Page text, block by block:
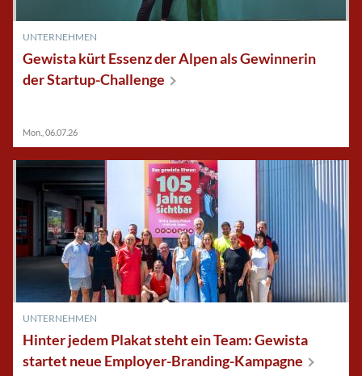
UNTERNEHMEN
Gewista kürt Essenz der Alpen als Gewinnerin
derStartup-Challenge
Mon., 06.07.26
UNTERNEHMEN
Hinter jedem Plakat steht ein Team: Gewista
startet neue Employer-Branding-Kampagne